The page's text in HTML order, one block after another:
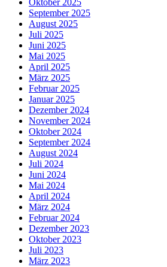
Oktober 2025
September 2025
August 2025
Juli 2025
Juni 2025
Mai 2025
April 2025
März 2025
Februar 2025
Januar 2025
Dezember 2024
November 2024
Oktober 2024
September 2024
August 2024
Juli 2024
Juni 2024
Mai 2024
April 2024
März 2024
Februar 2024
Dezember 2023
Oktober 2023
Juli 2023
März 2023